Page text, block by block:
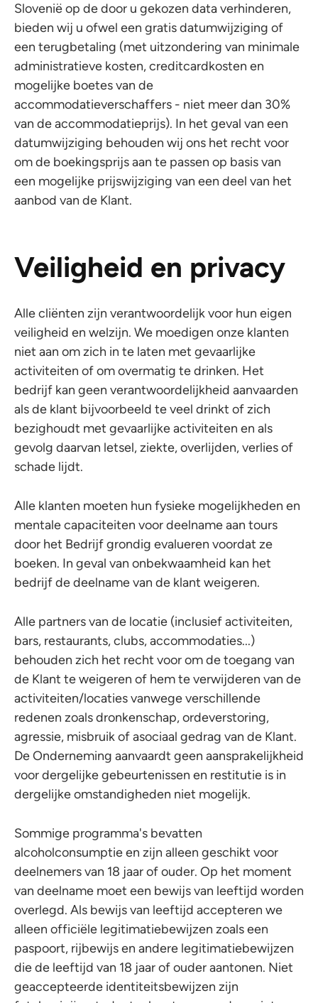
Slovenië op de door u gekozen data verhinderen,
bieden wij u ofwel een gratis datumwijziging of
een terugbetaling (met uitzondering van minimale
administratieve kosten, creditcardkosten en
mogelijke boetes van de
accommodatieverschaffers - niet meer dan 30%
van de accommodatieprijs). In het geval van een
datumwijziging behouden wij ons het recht voor
om de boekingsprijs aan te passen op basis van
een mogelijke prijswijziging van een deel van het
aanbod van de Klant.
Veiligheid en privacy
Alle cliënten zijn verantwoordelijk voor hun eigen
veiligheid en welzijn. We moedigen onze klanten
niet aan om zich in te laten met gevaarlijke
activiteiten of om overmatig te drinken. Het
bedrijf kan geen verantwoordelijkheid aanvaarden
als de klant bijvoorbeeld te veel drinkt of zich
bezighoudt met gevaarlijke activiteiten en als
gevolg daarvan letsel, ziekte, overlijden, verlies of
schade lijdt.
Alle klanten moeten hun fysieke mogelijkheden en
mentale capaciteiten voor deelname aan tours
door het Bedrijf grondig evalueren voordat ze
boeken. In geval van onbekwaamheid kan het
bedrijf de deelname van de klant weigeren.
Alle partners van de locatie (inclusief activiteiten,
bars, restaurants, clubs, accommodaties...)
behouden zich het recht voor om de toegang van
de Klant te weigeren of hem te verwijderen van de
activiteiten/locaties vanwege verschillende
redenen zoals dronkenschap, ordeverstoring,
agressie, misbruik of asociaal gedrag van de Klant.
De Onderneming aanvaardt geen aansprakelijkheid
voor dergelijke gebeurtenissen en restitutie is in
dergelijke omstandigheden niet mogelijk.
Sommige programma's bevatten
alcoholconsumptie en zijn alleen geschikt voor
deelnemers van 18 jaar of ouder. Op het moment
van deelname moet een bewijs van leeftijd worden
overlegd. Als bewijs van leeftijd accepteren we
alleen officiële legitimatiebewijzen zoals een
paspoort, rijbewijs en andere legitimatiebewijzen
die de leeftijd van 18 jaar of ouder aantonen. Niet
geaccepteerde identiteitsbewijzen zijn